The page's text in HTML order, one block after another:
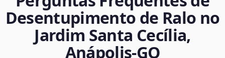
Desentupimento de Ralo no
Jardim Santa Cecília,
Anápolis‑GO